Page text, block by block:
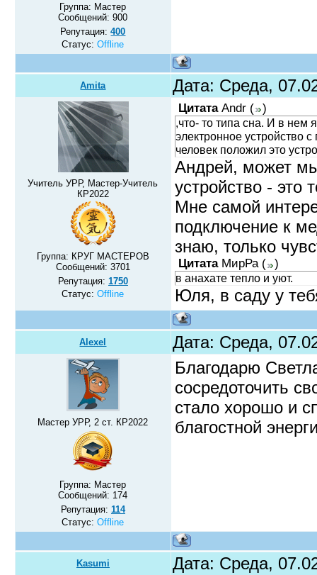
Группа: Мастер
Сообщений:900
Репутация:400
Статус:Offline
Amita Дата: Среда,
Учитель УРР, Мастер-Учитель
КР2022
Группа: КРУГ МАСТЕРОВ
Сообщений: 3701
Репутация: 1750
Статус:Offline
Цитата Andr ( )
,что- то типа сна. И в нем
электронное устройство
человек положил это
Андрей, может
устройство - это
Мне самой
подключение к
знаю, только
Цитата МирРа( )
в анахате тепло и уют.
Юля, в саду у
Alexel Дата: Среда,
Мастер УРР, 2 ст. КР2022
Группа: Мастер
Сообщений: 174
Репутация: 114
Статус:Offline
Благодарю
сосредоточить
стало хорошо и
благостной
Kasumi Дата: Среда,